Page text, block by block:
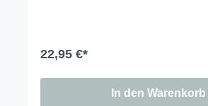
22,95 €*
In den Warenkorb